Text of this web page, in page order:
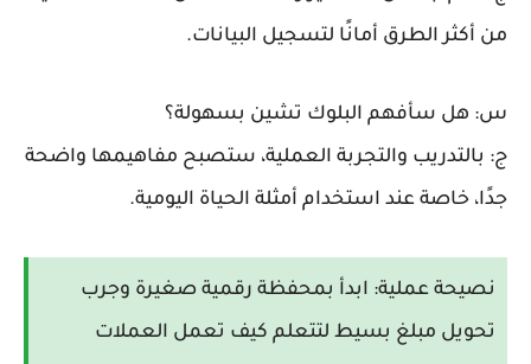
من أكثر الطرق أمانًا لتسجيل البيانات.
س: هل سأفهم البلوك تشين بسهولة؟
ج: بالتدريب والتجربة العملية، ستصبح مفاهيمها واضحة
جدًا، خاصة عند استخدام أمثلة الحياة اليومية.
نصيحة عملية: ابدأ بمحفظة رقمية صغيرة وجرب
تحويل مبلغ بسيط لتتعلم كيف تعمل العملات